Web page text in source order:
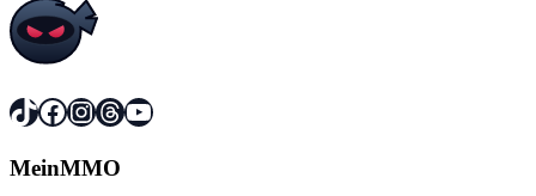
TikTok
Facebook
Instagram
Threads
YouTube
MeinMMO